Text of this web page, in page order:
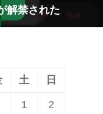
解禁された
土 日
1 2